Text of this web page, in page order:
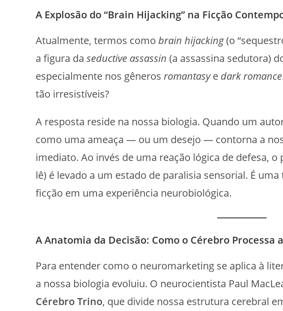
A Explosão do “Brain Hijacking” na Ficção
Atualmente, termos como brain hijacking(o
a figura da seductive assassin (a assassina sedutora)
especialmente nos gêneros romantasye dark romance
tão irresistíveis?
A resposta reside na nossa biologia. Quando um
como uma ameaça — ou um desejo — contorna a
imediato. Ao invés de uma reação lógica de defesa,
lê) é levado a um estado de paralisia sensorial. É
ficção em uma experiência neurobiológica.
A Anatomia da Decisão: Como o Cérebro Processa
Para entender como o neuromarketing se aplica à
a nossa biologia evoluiu. O neurocientista Paul
Cérebro Trino, que divide nossa estrutura cerebral